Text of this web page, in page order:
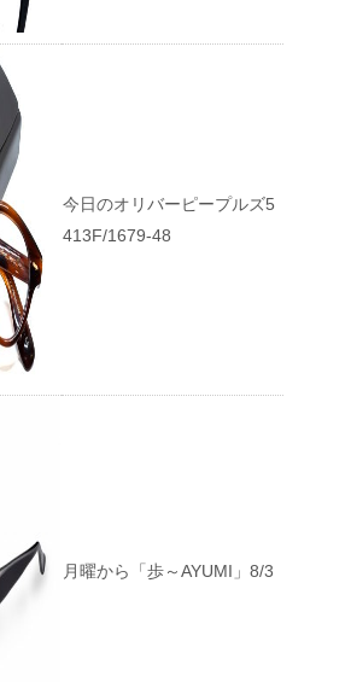
今日のオリバーピープルズ5
413F/1679-48
月曜から「歩～AYUMI」8/3